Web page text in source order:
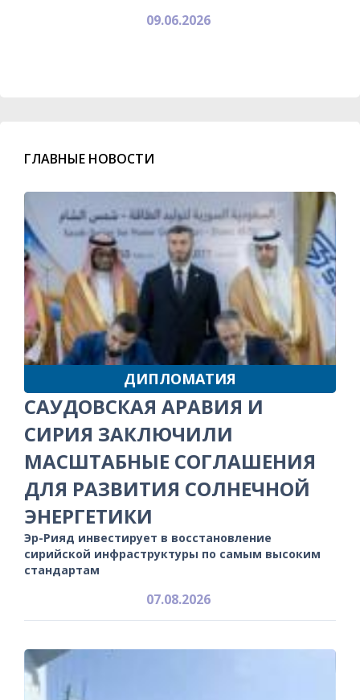
09.06.2026
ГЛАВНЫЕ НОВОСТИ
ДИПЛОМАТИЯ
САУДОВСКАЯ АРАВИЯ И
СИРИЯ ЗАКЛЮЧИЛИ
МАСШТАБНЫЕ СОГЛАШЕНИЯ
ДЛЯ РАЗВИТИЯ СОЛНЕЧНОЙ
ЭНЕРГЕТИКИ
Эр-Рияд инвестирует в восстановление
сирийской инфраструктуры по самым высоким
стандартам
07.08.2026